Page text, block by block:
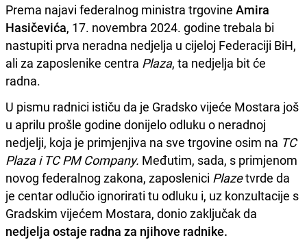
Prema najavi federalnog ministra trgovine Amira
Hasičevića, 17. novembra 2024. godine trebala bi
nastupiti prva neradna nedjelja u cijeloj Federaciji BiH,
ali za zaposlenike centra Plaza, ta nedjelja bit će
radna.
U pismu radnici ističu da je Gradsko vijeće Mostara još
u aprilu prošle godine donijelo odluku o neradnoj
nedjelji, koja je primjenjiva na sve trgovine osim na TC
Plaza i TC PM Company. Međutim, sada, s primjenom
novog federalnog zakona, zaposlenici Plazetvrde da
je centar odlučio ignorirati tu odluku i, uz konzultacije s
Gradskim vijećem Mostara, donio zaključak da
nedjelja ostaje radna za njihove radnike.